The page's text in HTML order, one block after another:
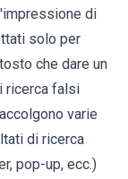
di
solo per
che dare un
ricerca falsi
varie
di ricerca
pop-up, ecc.)